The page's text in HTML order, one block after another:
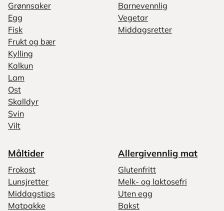
Grønnsaker
Egg
Fisk
Frukt og bær
Kylling
Kalkun
Lam
Ost
Skalldyr
Svin
Vilt
Barnevennlig
Vegetar
Middagsretter
Måltider
Frokost
Lunsjretter
Middagstips
Matpakke
Allergivennlig mat
Glutenfritt
Melk- og laktosefri
Uten egg
Bakst